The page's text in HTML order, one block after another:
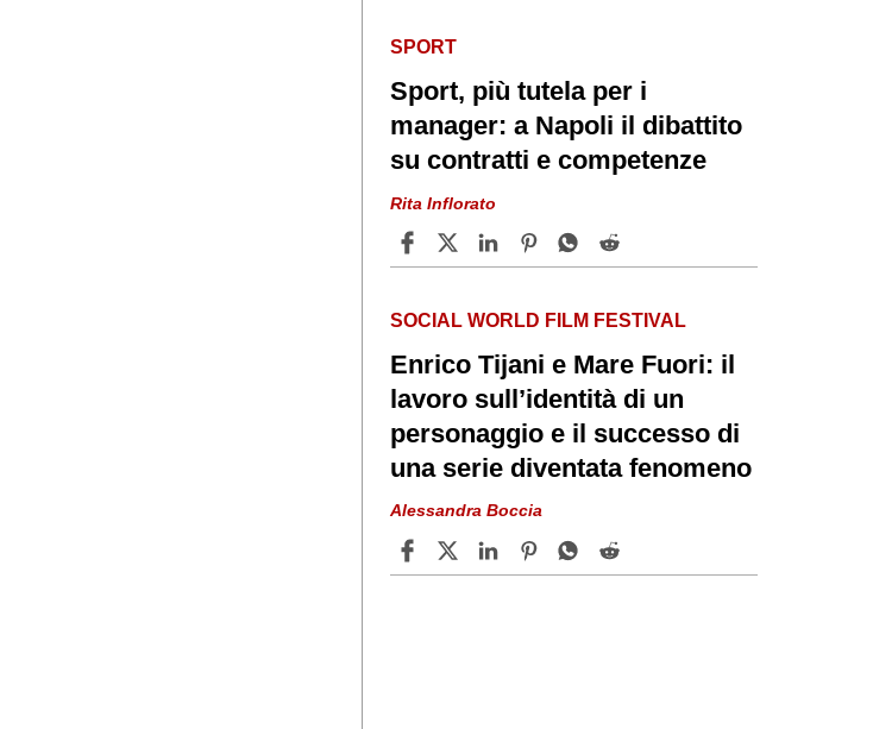
SPORT
Sport, più tutela per i
manager: a Napoli il dibattito
su contratti e competenze
Rita Inflorato
SOCIAL WORLD FILM FESTIVAL
Enrico Tijani e Mare Fuori: il
lavoro sull’identità di un
personaggio e il successo di
una serie diventata fenomeno
Alessandra Boccia